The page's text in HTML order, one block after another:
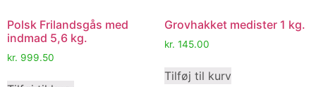
Polsk Frilandsgås med
indmad 5,6 kg.
kr. 999.50
Grovhakket medister 1 kg.
kr. 145.00
Tilføj til kurv